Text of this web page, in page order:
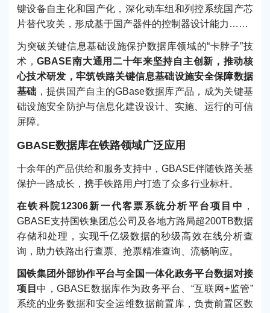
键设备自主化和国产化，深化动车组和列控系统国产芯
片替代攻关，形成基于国产器件的控制器设计能力……
为突破关键信息基础设施保护数据库领域的“卡脖子”技
术，GBASE南大通用二十年来坚持自主创新，推动核
心技术研发，牢筑铁路关键信息基础设施安全保障数据
基础 ，提供国产自主的GBase数据库产品，成为关键基
础设施安全防护与信息化建设设计、实施、运行的可信
屏障。
GBASE数据库在铁路领域广泛应用
十余年的产品供给和服务支持中，GBASE伴随铁路关基
保护一路成长，携手铁路用户打造了众多行业标杆。
在铁科院12306新一代客票系统分析平台项目中 ，
GBASE支持国铁集团总公司及各地方路局超200TB数据
存储和处理，实现千亿级数据的秒级高效在线分析查
询，助力铁路出行查票、抢票精准查询、流畅响应。
国铁集团外部协作平台与全国一体化政务平台数据对接
项目中，GBASE数据库作为政务平台、“互联网+监管”
系统的业务数据和安全运维数据前置库，负责前置区数